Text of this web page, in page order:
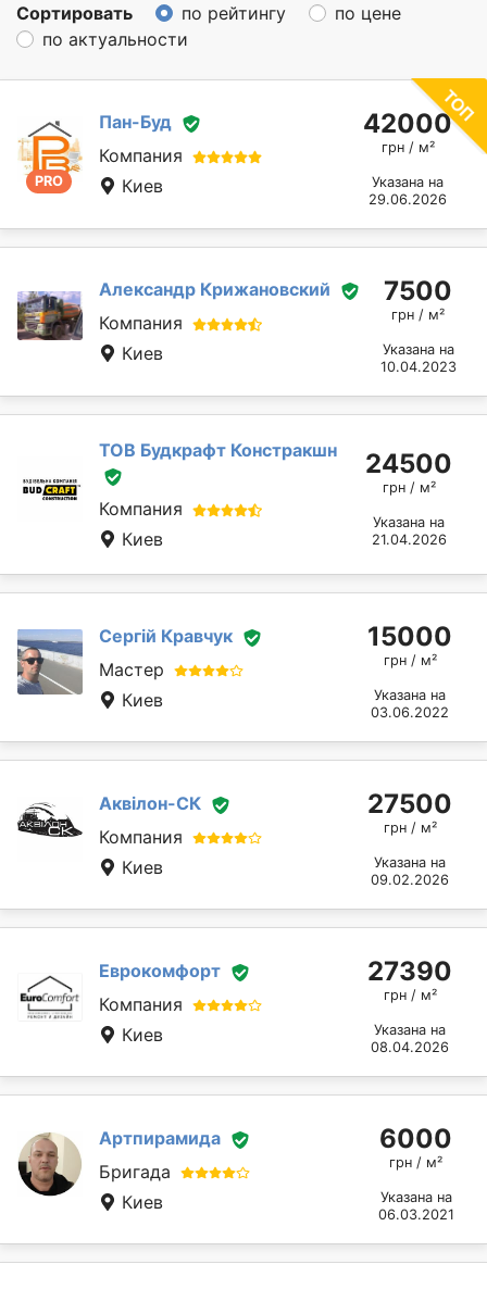
Сортировать по рейтингу
по цене
по актуальности
PRO
Пан-Буд
Компания
Киев
42000
грн / м²
Указана на
29.06.2026
Александр Крижановский
Компания
Киев
7500
грн / м²
Указана на
10.04.2023
ТОВ Будкрафт Констракшн
Компания
Киев
24500
грн / м²
Указана на
21.04.2026
Сергій Кравчук
Мастер
Киев
15000
грн / м²
Указана на
03.06.2022
Аквілон-СК
Компания
Киев
27500
грн / м²
Указана на
09.02.2026
Еврокомфорт
Компания
Киев
27390
грн / м²
Указана на
08.04.2026
Артпирамида
Бригада
Киев
6000
грн / м²
Указана на
06.03.2021